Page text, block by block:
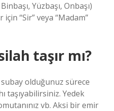
Yüzbaşı, Onbaşı)
“Sir” veya “Madam”
taşır mı?
subay olduğunuz sürece
taşıyabilirsiniz. Yedek
vb. Aksi bir emir